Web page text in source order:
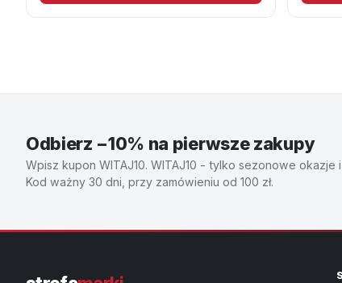
Odbierz −10% na pierwsze zakupy
Wpisz kupon WITAJ10. WITAJ10 - tylko sezonowe okazje
Kod ważny 30 dni, przy zamówieniu od 100 zł.